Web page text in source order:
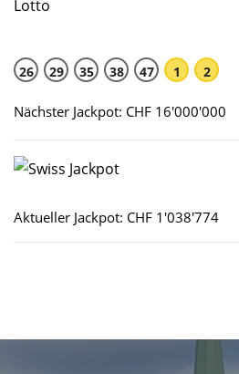
26 29 35 38 47 1 2
Nächster Jackpot: CHF 16'000'000
Aktueller Jackpot: CHF 1'038'774